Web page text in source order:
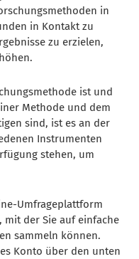
in
in Kontakt zu
zu erzielen,
ist und
Methode und dem
sind, ist es an der
Instrumenten
stehen, um
Umfrageplattform
mit der Sie auf einfache
sammeln können.
Konto über den unten